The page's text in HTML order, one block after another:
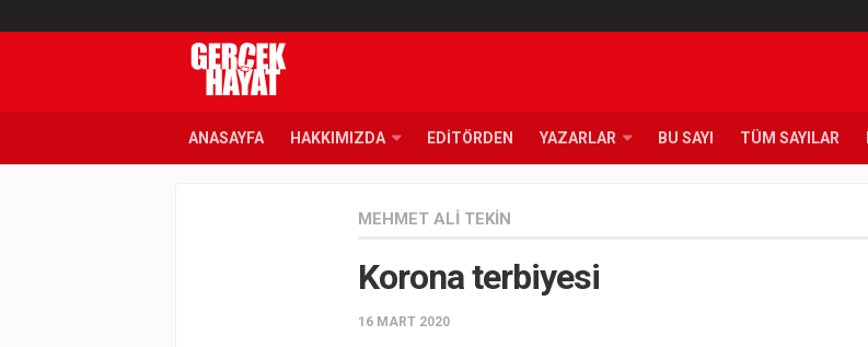
ANASAYFA HAKKIMIZDA EDITÖRDEN YAZARLAR BU SAYI TÜM SAYILAR
MEHMET ALI TEKIN
Korona terbiyesi
16 MART 2020